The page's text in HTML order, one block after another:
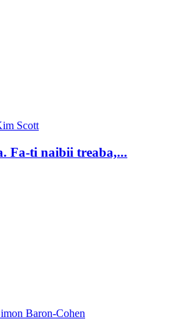
Scott
Fa-ti naibii treaba,...
Baron-Cohen